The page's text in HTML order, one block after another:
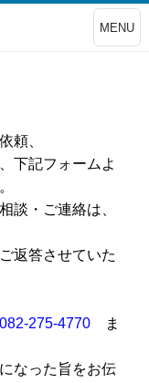
MENU
頼、
下記フォームよ
談・ご連絡は、
返答させていた
082-275-4770
ま
なった旨をお伝